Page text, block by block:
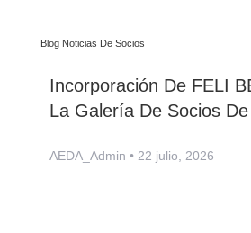
Blog Noticias De Socios
Incorporación De FELI
La Galería De Socios
AEDA_Admin 22 julio, 2026